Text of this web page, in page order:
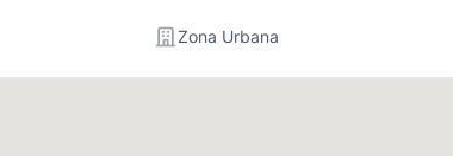
Zona Urbana